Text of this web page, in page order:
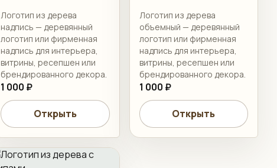
Логотип из дерева
надпись — деревянный
логотип или фирменная
надпись для интерьера,
витрины, ресепшен или
брендированного декора.
1 000 ₽
Открыть
Логотип из дерева
объемный — деревянный
логотип или фирменная
надпись для интерьера,
витрины, ресепшен или
брендированного декора.
1 000 ₽
Открыть